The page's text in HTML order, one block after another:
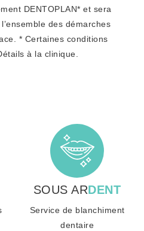
DENTOPLAN* et sera
des démarches
* Certaines conditions
à la clinique.
SOUS ARDENT
Service de blanchiment
dentaire